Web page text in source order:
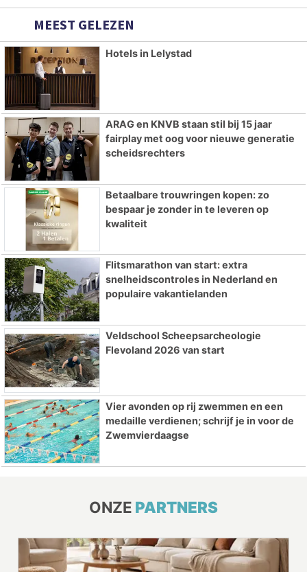
MEEST GELEZEN
Hotels in Lelystad
ARAG en KNVB staan stil bij 15 jaar
fairplay met oog voor nieuwe generatie
scheidsrechters
Betaalbare trouwringen kopen: zo
bespaar je zonder in te leveren op
kwaliteit
Flitsmarathon van start: extra
snelheidscontroles in Nederland en
populaire vakantielanden
Veldschool Scheepsarcheologie
Flevoland 2026 van start
Vier avonden op rij zwemmen en een
medaille verdienen; schrijf je in voor de
Zwemvierdaagse
ONZE PARTNERS